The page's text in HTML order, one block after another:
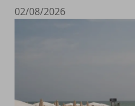
02/08/2026